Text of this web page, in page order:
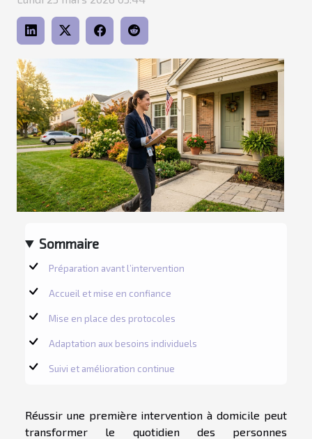
Sommaire
Préparation avant l’intervention
Accueil et mise en confiance
Mise en place des protocoles
Adaptation aux besoins individuels
Suivi et amélioration continue
Réussir une première intervention à domicile peut
transformer le quotidien des personnes